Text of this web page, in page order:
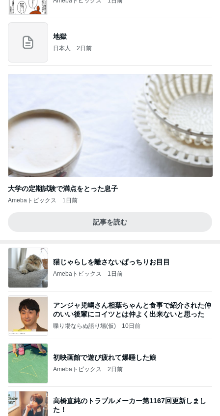
地獄
日本人 2日前
大学の定期試験で満点をとった息子
Amebaトピックス 1日前
記事を読む
猫じゃらしを離さないぱっちりお目目
Amebaトピックス 1日前
アンジャ児嶋さん相葉ちゃんと食事で紹介された仲
のいい後輩にコイツとは仲よく出来ないと思った
喋り場ならぬ語り場(仮) 10日前
初映画館で遊び疲れて爆睡した娘
Amebaトピックス 2日前
高橋直純のトラブルメーカー第1167回更新しまし
た！